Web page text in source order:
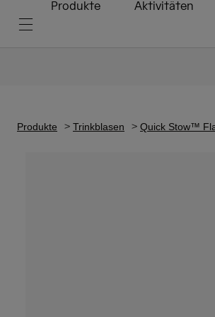
Produkte Aktivitäten
Produkte Trinkblasen Quick Stow™